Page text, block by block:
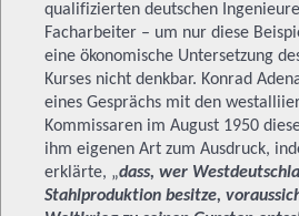
qualifizierten deutschen
Facharbeiter – um nur diese
eine ökonomische Untersetzung
Kurses nicht denkbar. Konrad
eines Gesprächs mit den
Kommissaren im August 1950
ihm eigenen Art zum Ausdruck,
erklärte, „dass, wer
Stahlproduktion besitze,